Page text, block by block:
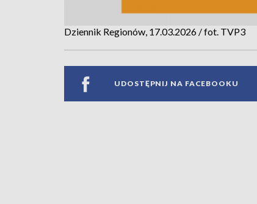
Dziennik Regionów, 17.03.2026 / fot. TVP3
UDOSTĘPNIJ NA FACEBOOKU